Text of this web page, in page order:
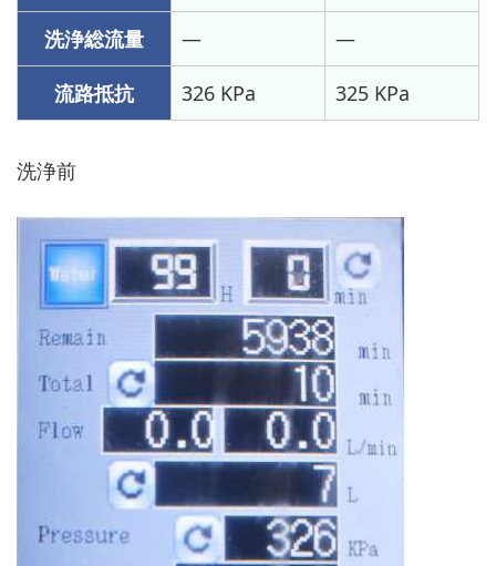
洗浄総流量 — —
流路抵抗 326 KPa 325 KPa
洗浄前